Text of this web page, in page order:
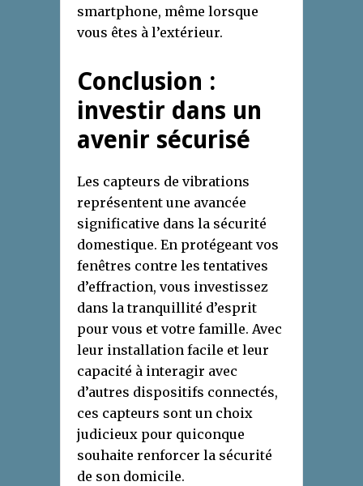
smartphone, même lorsque
vous êtes à l’extérieur.
Conclusion :
investir dans un
avenir sécurisé
Les capteurs de vibrations
représentent une avancée
significative dans la sécurité
domestique. En protégeant vos
fenêtres contre les tentatives
d’effraction, vous investissez
dans la tranquillité d’esprit
pour vous et votre famille. Avec
leur installation facile et leur
capacité à interagir avec
d’autres dispositifs connectés,
ces capteurs sont un choix
judicieux pour quiconque
souhaite renforcer la sécurité
de son domicile.